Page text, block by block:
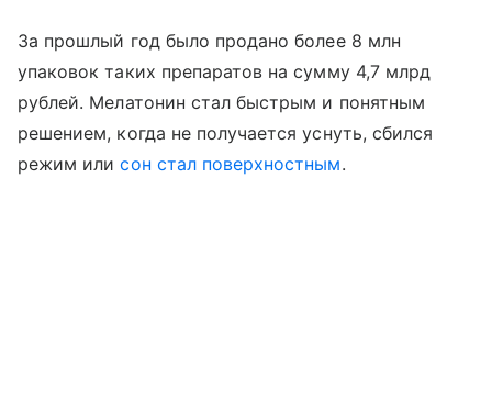
За прошлый год было продано более 8 млн
упаковок таких препаратов на сумму 4,7 млрд
рублей. Мелатонин стал быстрым и понятным
решением, когда не получается уснуть, сбился
режим илисон стал поверхностным.